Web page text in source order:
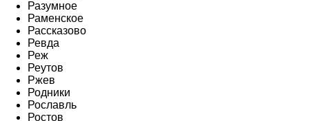
Разумное
Раменское
Рассказово
Ревда
Реж
Реутов
Ржев
Родники
Рославль
Ростов